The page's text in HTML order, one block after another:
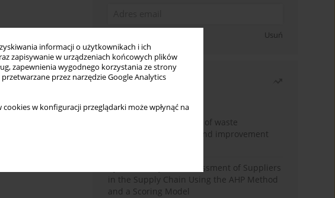
informacji o użytkownikach i ich
zapisywanie w urządzeniach końcowych plików
zapewnienia wygodnego korzystania ze strony
przetwarzane przez narzędzie Google Analytics
w konfiguracji przeglądarki może wpłynąć na
Usuń
Najczęściej czytane
Analysis and evaluation of waste
management logistics and improvement
Cybersecurity Risk Assessment of Suppliers
in the Supply Chain Using the AHP Method
and a Scoring Model